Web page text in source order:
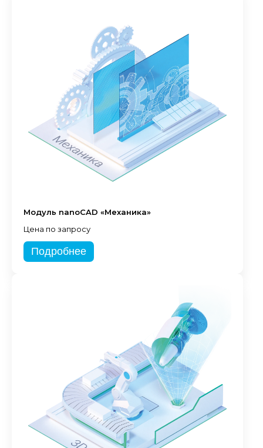
Модуль nanoCAD «Механика»
Цена по запросу
Подробнее